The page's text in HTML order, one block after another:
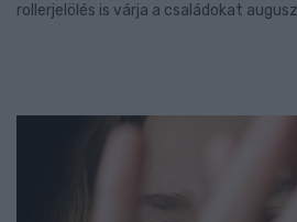
rollerjelölés is várja a családokat